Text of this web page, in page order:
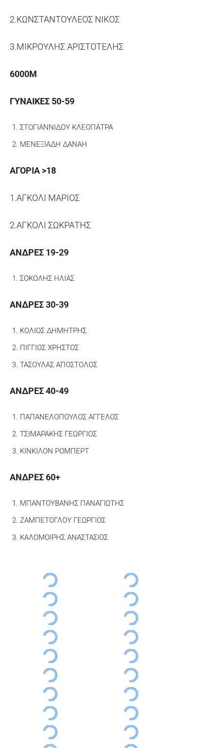
2.ΚΩΝΣΤΑΝΤΟΥΛΕΟΣ ΝΙΚΟΣ
3.ΜΙΚΡΟΥΛΗΣ ΑΡΙΣΤΟΤΕΛΗΣ
6000Μ
ΓΥΝΑΙΚΕΣ 50-59
ΣΤΟΓΙΑΝΝΙΔΟΥ ΚΛΕΟΠΑΤΡΑ
ΜΕΝΕΞΙΑΔΗ ΔΑΝΑΗ
ΑΓΟΡΙΑ >18
1.ΑΓΚΟΛΙ ΜΑΡΙΟΣ
2.ΑΓΚΟΛΙ ΣΩΚΡΑΤΗΣ
ΑΝΔΡΕΣ 19-29
ΣΟΚΟΛΗΣ ΗΛΙΑΣ
ΑΝΔΡΕΣ 30-39
ΚΟΛΙΟΣ ΔΗΜΗΤΡΗΣ
ΠΙΓΓΙΟΣ ΧΡΗΣΤΟΣ
ΤΑΣΟΥΛΑΣ ΑΠΟΣΤΟΛΟΣ
ΑΝΔΡΕΣ 40-49
ΠΑΠΑΝΕΛΟΠΟΥΛΟΣ ΑΓΓΕΛΟΣ
ΤΣΙΜΑΡΑΚΗΣ ΓΕΩΡΓΙΟΣ
ΚΙΝΚΙΛΟΝ ΡΟΜΠΕΡΤ
ΑΝΔΡΕΣ 60+
ΜΠΑΝΤΟΥΒΑΝΗΣ ΠΑΝΑΓΙΩΤΗΣ
ΖΑΜΠΕΤΟΓΛΟΥ ΓΕΩΡΓΙΟΣ
ΚΑΛΟΜΟΙΡΗΣ ΑΝΑΣΤΑΣΙΟΣ